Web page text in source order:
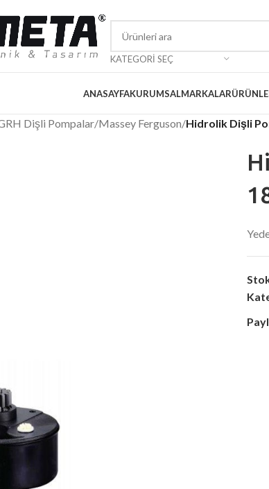
KATEGORI SEÇ
ANASAYFAKURUMSALMARKALAR
Dişli Pompalar/Massey Ferguson/Hidrolik Dişli